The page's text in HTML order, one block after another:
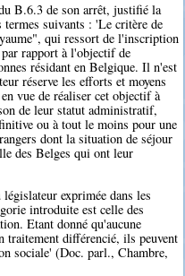
B.6.3 de son arrêt, justifié la
termes suivants : 'Le critère de
qui ressort de l'inscription
rapport à l'objectif de
résidant en Belgique. Il n'est
réserve les efforts et moyens
vue de réaliser cet objectif à
de leur statut administratif,
ou à tout le moins pour une
dont la situation de séjour
des Belges qui ont leur
exprimée dans les
introduite est celle des
Etant donné qu'aucune
traitement différencié, ils peuvent
sociale' (Doc. parl., Chambre,